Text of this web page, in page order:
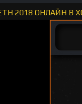
2018 ОНЛАЙН В